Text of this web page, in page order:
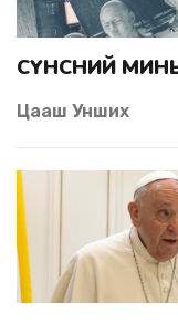
СҮНСНИЙ
Цааш Унших